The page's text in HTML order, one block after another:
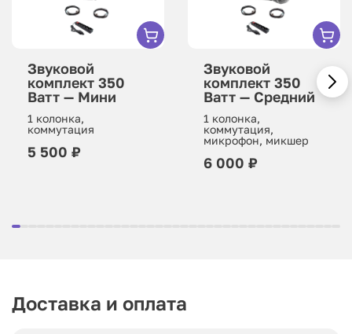
Звуковой
комплект 350
Ватт — Мини
1 колонка,
коммутация
5 500 ₽
Звуковой
комплект 350
Ватт — Средний
1 колонка,
коммутация,
микрофон, микшер
6 000 ₽
Доставка и оплата